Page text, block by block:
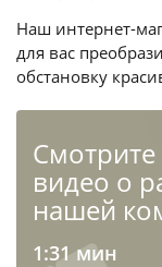
Наш интернет-
для вас
обстановку
видео о
нашей
1:31 мин